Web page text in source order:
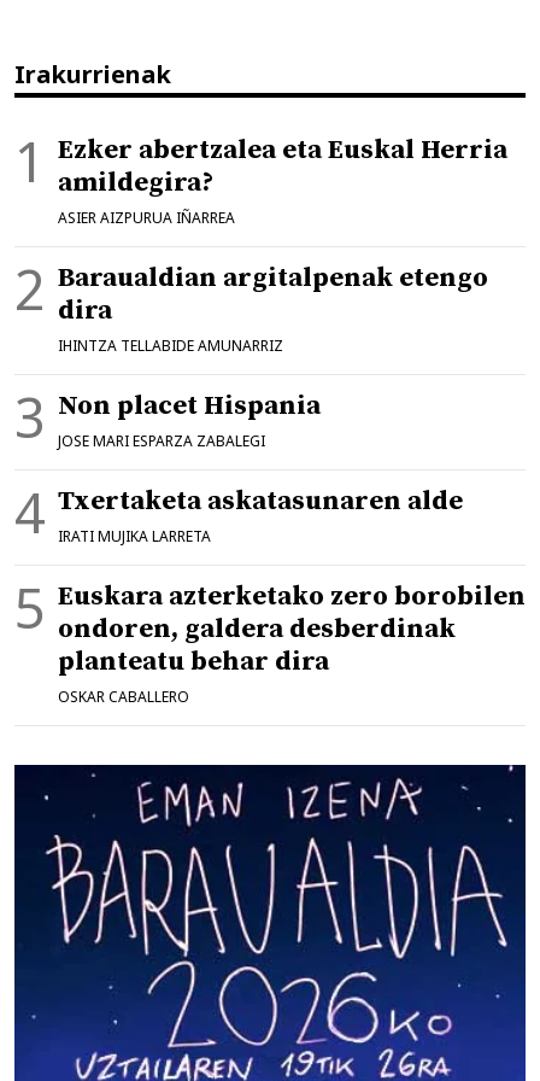
Irakurrienak
Ezker abertzalea eta Euskal Herria
amildegira?
ASIER AIZPURUA IÑARREA
Baraualdian argitalpenak etengo
dira
IHINTZA TELLABIDE AMUNARRIZ
Non placet Hispania
JOSE MARI ESPARZA ZABALEGI
Txertaketa askatasunaren alde
IRATI MUJIKA LARRETA
Euskara azterketako zero borobilen
ondoren, galdera desberdinak
planteatu behar dira
OSKAR CABALLERO